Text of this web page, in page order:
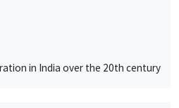
in India over the 20th century
services tiers pour garantir son bon
du site et proposer des
libre d’accepter, de refuser ou de
services. Votre choix pourra être